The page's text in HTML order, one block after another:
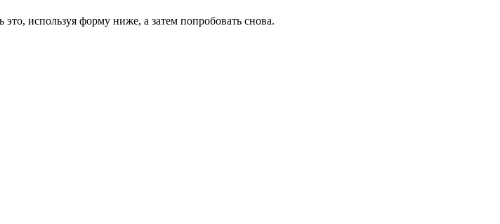
используя форму ниже, а затем попробовать снова.